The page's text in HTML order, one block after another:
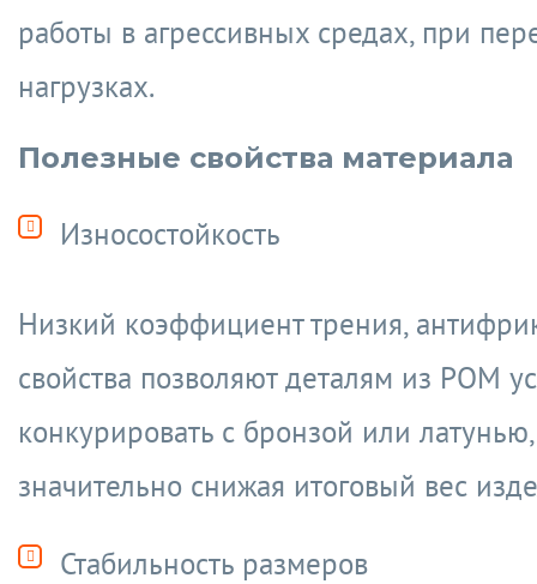
работы в агрессивных средах, при
нагрузках.
Полезные свойства материала
Износостойкость
Низкий коэффициент трения,
свойства позволяют деталям из POM
конкурировать с бронзой или латунью,
значительно снижая итоговый вес
Стабильность размеров